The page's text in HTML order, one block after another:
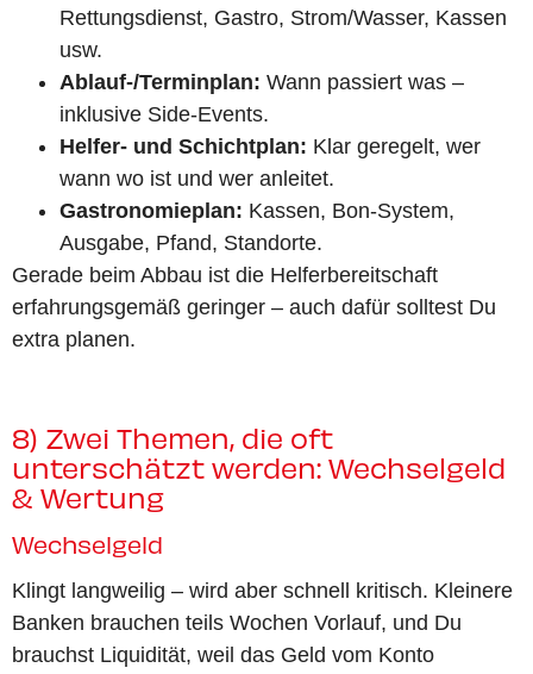
Rettungsdienst, Gastro, Strom/Wasser, Kassen
usw.
Ablauf-/Terminplan: Wann passiert was –
inklusive Side-Events.
Helfer- und Schichtplan: Klar geregelt, wer
wann wo ist und wer anleitet.
Gastronomieplan: Kassen, Bon-System,
Ausgabe, Pfand, Standorte.
Gerade beim Abbau ist die Helferbereitschaft
erfahrungsgemäß geringer – auch dafür solltest Du
extra planen.
8) Zwei Themen, die oft
unterschätzt werden: Wechselgeld
& Wertung
Wechselgeld
Klingt langweilig – wird aber schnell kritisch. Kleinere
Banken brauchen teils Wochen Vorlauf, und Du
brauchst Liquidität, weil das Geld vom Konto